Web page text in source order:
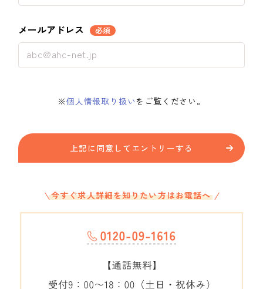
メールアドレス 必須
※個人情報取り扱いをご覧ください。
上記に同意してエントリーする
今すぐ求人詳細を知りたい方はお電話へ